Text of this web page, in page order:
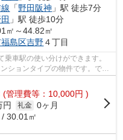
「野田阪神 」駅 徒歩7分
」駅 徒歩10分
㎡～44.82㎡
島区吉野４丁目
車駅の使い分けができます。
ションタイプの物件です。でき
(管理費等：10,000円 )
円 礼金 0ヶ月
30.01㎡